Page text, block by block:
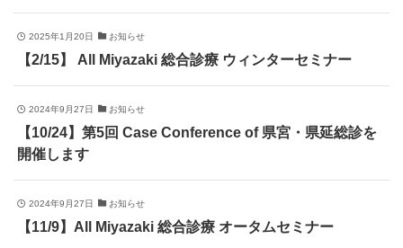
2025年1月20日 お知らせ
【2/15】 All Miyazaki 総合診療 ウィンターセミナー
2024年9月27日 お知らせ
【10/24】第5回 Case Conference of 県宮・県延総診を
開催します
2024年9月27日 お知らせ
【11/9】All Miyazaki 総合診療 オータムセミナー